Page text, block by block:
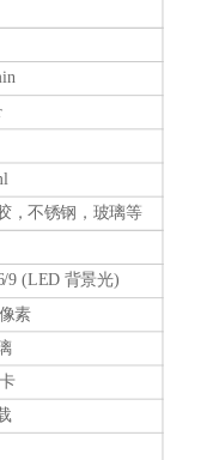
，不锈钢，玻璃等
9 (LED 背景光)
素